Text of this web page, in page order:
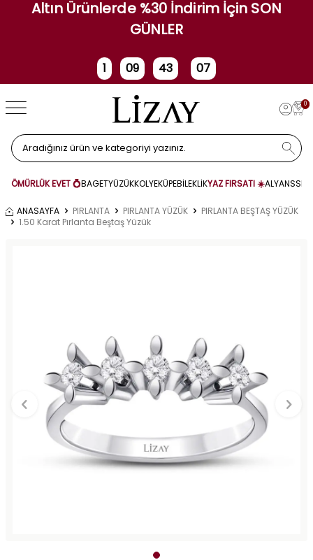
Altın Ürünlerde %30 İndirim İçin SON
GÜNLER
1
Gün
09
Saat
43 07
0
ÖMÜRLÜK EVET 💍BAGETYÜZÜKKOLYEKÜPEBİLEKLİKYAZ FIRSATI ☀️ALYANS
ANASAYFA PIRLANTA PIRLANTA YÜZÜK
PIRLANTA BEŞTAŞ YÜZÜK
1.50 Karat Pırlanta Beştaş Yüzük